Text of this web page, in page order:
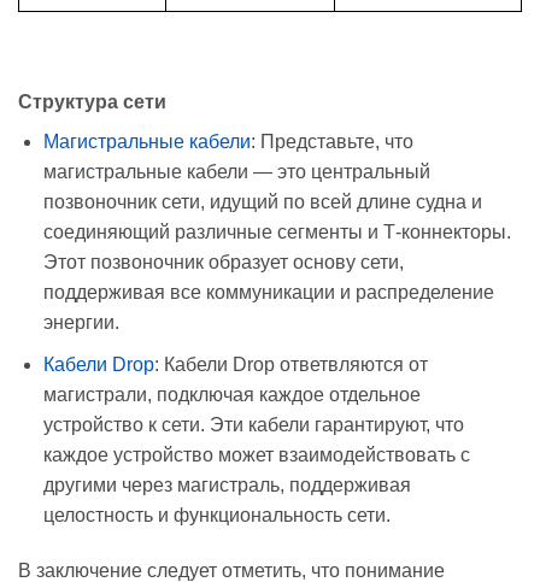
Структура сети
Магистральные кабели: Представьте, что
магистральные кабели — это центральный
позвоночник сети, идущий по всей длине судна и
соединяющий различные сегменты и Т-коннекторы.
Этот позвоночник образует основу сети,
поддерживая все коммуникации и распределение
энергии.
Кабели Drop: Кабели Drop ответвляются от
магистрали, подключая каждое отдельное
устройство к сети. Эти кабели гарантируют, что
каждое устройство может взаимодействовать с
другими через магистраль, поддерживая
целостность и функциональность сети.
В заключение следует отметить, что понимание